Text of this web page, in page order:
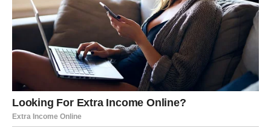
Djevice bi danas mogle drugačije pogledati osobu koju
već poznaju. Ono što je do juče djelovalo kao prijateljski
odnos sada dobija novu dimenziju.
Zvijezde pokazuju da emocije polako izlaze na površinu.
VAGA